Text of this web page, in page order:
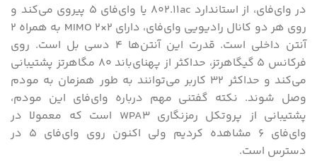
در وای‌فای، از استاندارد ۸۰۲.۱۱ac یا وای‌فای ۵ پیروی می‌کند و
روی هر دو کانال رادیویی وای‌فای، دارای MIMO 2×2 به همراه ۲
آنتن داخلی است. قدرت این آنتن‌ها ۴ دسی بل است. روی
فرکانس ۵ گیگاهرتز، حداکثر از پهنای‌باند ۸۰ مگاهرتز پشتیبانی
می‌کند و حداکثر ۳۲ کاربر می‌توانند به طور همزمان به مودم
وصل شوند. نکته گفتنی مهم درباره وای‌فای این مودم،
پشتیبانی از پروتکل رمزنگاری WPA3 است که معمولا در
وای‌فای ۶ مشاهده کردیم ولی اکنون روی وای‌فای ۵ در
دسترس است.